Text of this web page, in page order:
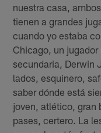
nuestra casa,
tienen a grandes
cuando yo estaba
Chicago, un
secundaria, Derwin
lados, esquinero,
saber dónde está
joven, atlético, gran
pases, certero. La